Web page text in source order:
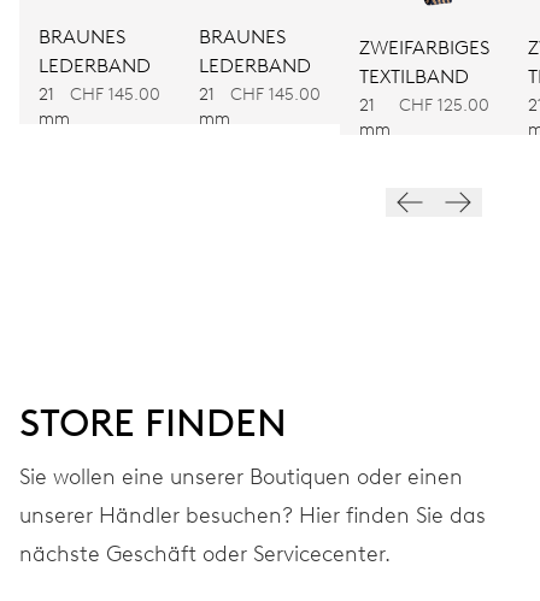
AUFZUG
Automatischer Aufzug
ARMBAND Edelstahl
BRAUNES
LEDERBAND
21
mm
CHF 145.00
BRAUNES
LEDERBAND
21
mm
CHF 145.00
ZWEIFARBIGES
TEXTILBAND
21
mm
CHF 125.00
STORE FINDEN
Sie wollen eine unserer Boutiquen oder einen
unserer Händler besuchen? Hier finden Sie das
nächste Geschäft oder Servicecenter.